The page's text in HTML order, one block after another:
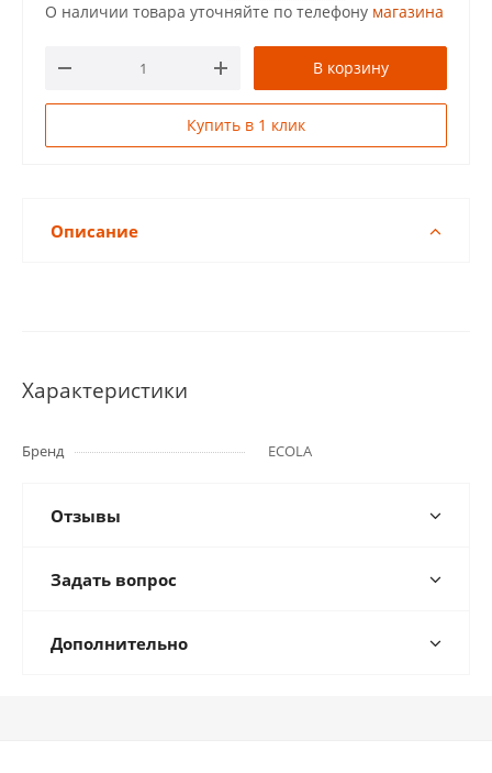
О наличии товара уточняйте по телефону магазина
В корзину
Купить в 1 клик
Описание
Характеристики
Бренд ECOLA
Отзывы
Задать вопрос
Дополнительно